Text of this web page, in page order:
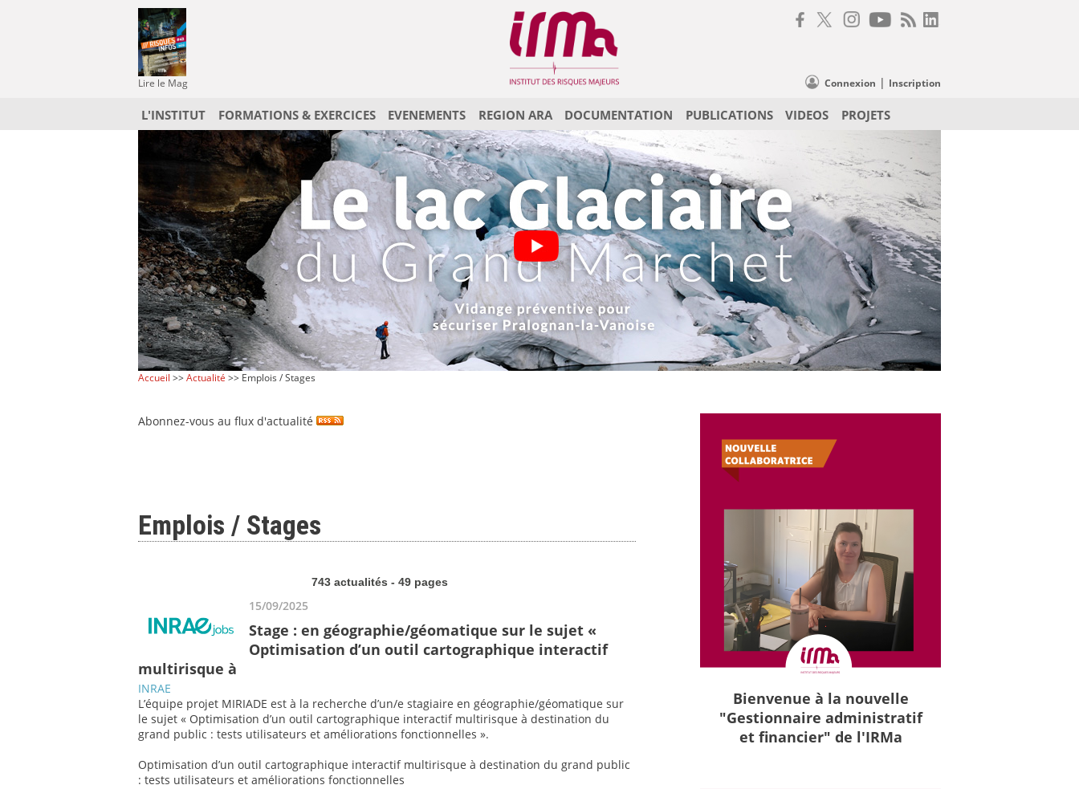
Lire le Mag Connexion | Inscription
L'INSTITUT FORMATIONS & EXERCICES EVENEMENTS REGION ARA DOCUMENTATION PUBLICATIONS VIDEOS PROJETS
Accueil >>Actualité >> Emplois / Stages
Abonnez-vous au flux d'actualité
Emplois / Stages
743 actualités - 49 pages
15/09/2025
Stage : en géographie/géomatique sur le sujet «
Optimisation d’un outil cartographique interactif
multirisque à
INRAE
L’équipe projet MIRIADE est à la recherche d’un/e stagiaire en géographie/géomatique sur
le sujet « Optimisation d’un outil cartographique interactif multirisque à destination du
grand public : tests utilisateurs et améliorations fonctionnelles ».
Optimisation d’un outil cartographique interactif multirisque à destination du grand public
: tests utilisateurs et améliorations fonctionnelles
Bienvenue à la nouvelle
"Gestionnaire administratif
et financier" de l'IRMa